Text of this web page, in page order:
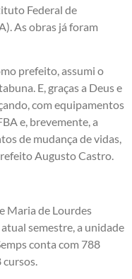
Federal de
As obras já foram
prefeito, assumi o
E, graças a Deus e
com equipamentos
e, brevemente, a
de mudança de vidas,
Augusto Castro.
Maria de Lourdes
semestre, a unidade
conta com 788